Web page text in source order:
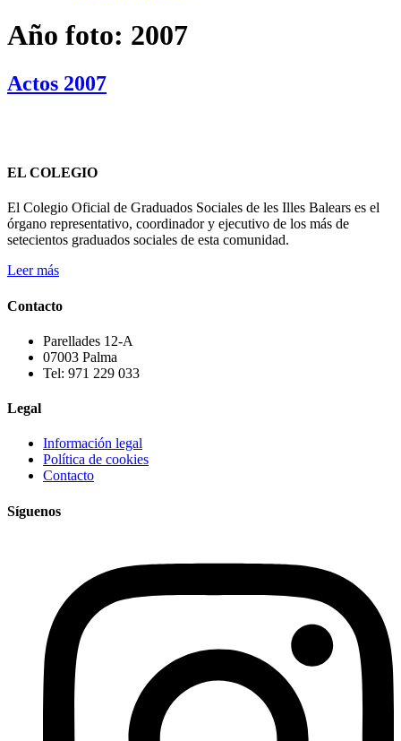
Año foto: 2007
Actos 2007
EL COLEGIO
El Colegio Oficial de Graduados Sociales de les Illes Balears es el
órgano representativo, coordinador y ejecutivo de los más de
setecientos graduados sociales de esta comunidad.
Leer más
Contacto
Parellades 12-A
07003 Palma
Tel: 971 229 033
Legal
Información legal
Política de cookies
Contacto
Síguenos